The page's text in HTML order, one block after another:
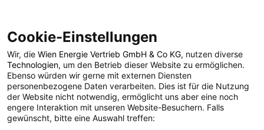
POSTS BY TAG
Schlüssellochgarten
1 BEITRAG
Cookie-Einstellungen
Wir, die Wien Energie Vertrieb GmbH & Co KG, nutzen diverse
Technologien, um den Betrieb dieser Website zu ermöglichen.
Ebenso würden wir gerne mit externen Diensten
personenbezogene Daten verarbeiten. Dies ist für die Nutzung
der Website nicht notwendig, ermöglicht uns aber eine noch
engere Interaktion mit unseren Website-Besuchern. Falls
gewünscht, bitte eine Auswahl treffen: